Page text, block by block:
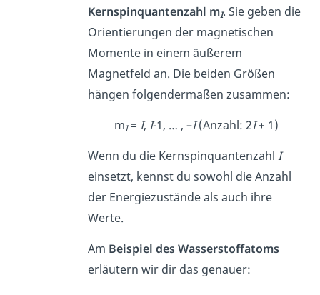
Kernspinquantenzahl mI. Sie geben die
Orientierungen der magnetischen
Momente in einem äußerem
Magnetfeld an. Die beiden Größen
hängen folgendermaßen zusammen:
mI=I,I-1, … , –I(Anzahl: 2I+ 1)
Wenn du die Kernspinquantenzahl I
einsetzt, kennst du sowohl die Anzahl
der Energiezustände als auch ihre
Werte.
Am Beispiel des Wasserstoffatoms
erläutern wir dir das genauer: